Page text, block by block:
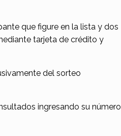
que figure en la lista y dos
tarjeta de crédito y
del sorteo
ingresando su número